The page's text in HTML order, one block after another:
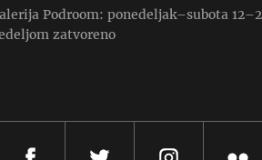
Podroom: ponedeljak–subota
zatvoreno